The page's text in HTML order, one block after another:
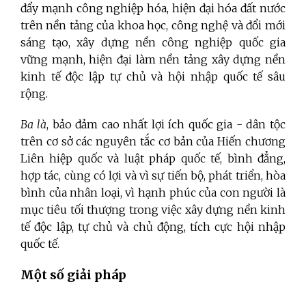
đẩy mạnh công nghiệp hóa, hiện đại hóa đất nước
trên nền tảng của khoa học, công nghệ và đổi mới
sáng tạo, xây dựng nền công nghiệp quốc gia
vững mạnh, hiện đại làm nền tảng xây dựng nền
kinh tế độc lập tự chủ và hội nhập quốc tế sâu
rộng.
Ba là, bảo đảm cao nhất lợi ích quốc gia - dân tộc
trên cơ sở các nguyên tắc cơ bản của Hiến chương
Liên hiệp quốc và luật pháp quốc tế, bình đẳng,
hợp tác, cùng có lợi và vì sự tiến bộ, phát triển, hòa
bình của nhân loại, vì hạnh phúc của con người là
mục tiêu tối thượng trong việc xây dựng nền kinh
tế độc lập, tự chủ và chủ động, tích cực hội nhập
quốc tế.
Một số giải pháp